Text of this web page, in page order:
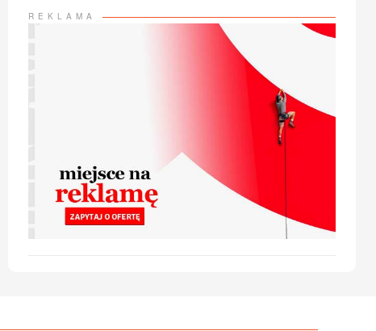
REKLAMA